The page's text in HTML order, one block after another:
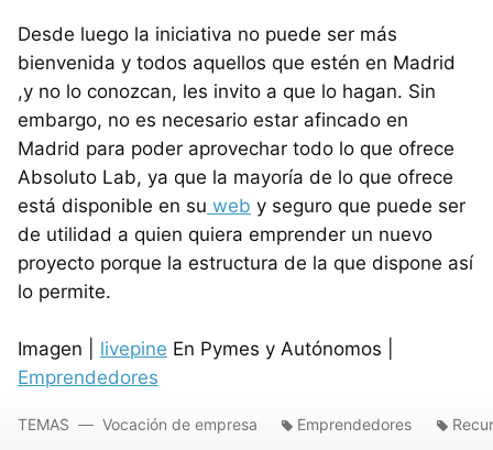
Desde luego la iniciativa no puede ser más
bienvenida y todos aquellos que estén en Madrid
,y no lo conozcan, les invito a que lo hagan. Sin
embargo, no es necesario estar afincado en
Madrid para poder aprovechar todo lo que ofrece
Absoluto Lab, ya que la mayoría de lo que ofrece
está disponible en su web y seguro que puede ser
de utilidad a quien quiera emprender un nuevo
proyecto porque la estructura de la que dispone así
lo permite.
Imagen | livepine En Pymes y Autónomos |
Emprendedores
TEMAS Vocación de empresa Emprendedores